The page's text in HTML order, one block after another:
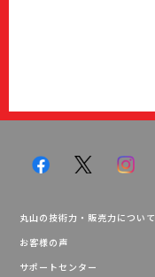
丸山の技術力・販売力について
お客様の声
サポートセンター